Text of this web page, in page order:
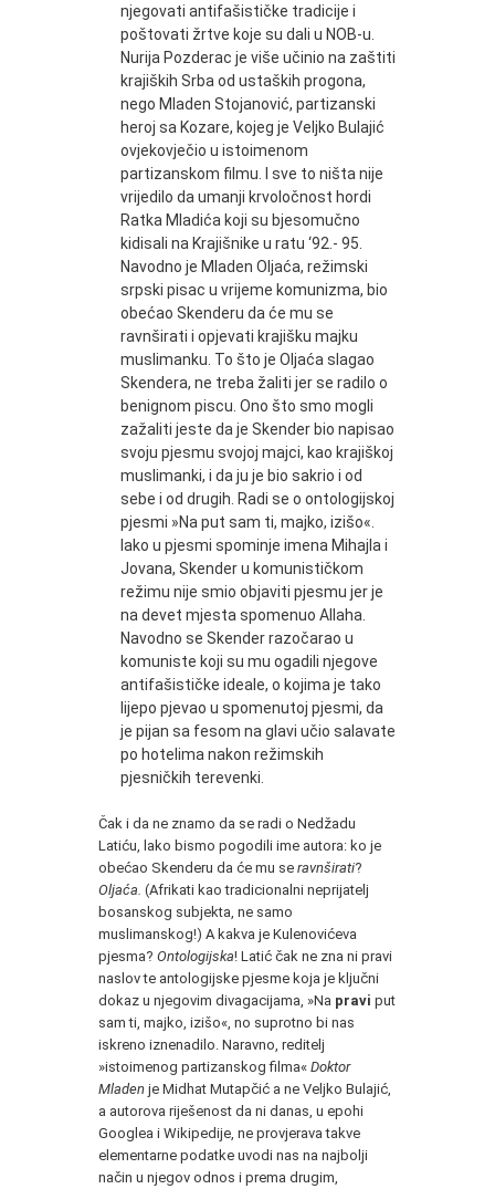
njegovati antifašističke tradicije i
poštovati žrtve koje su dali u NOB-u.
Nurija Pozderac je više učinio na zaštiti
krajiških Srba od ustaških progona,
nego Mladen Stojanović, partizanski
heroj sa Kozare, kojeg je Veljko Bulajić
ovjekovječio u istoimenom
partizanskom filmu. I sve to ništa nije
vrijedilo da umanji krvoločnost hordi
Ratka Mladića koji su bjesomučno
kidisali na Krajišnike u ratu ‘92.- 95.
Navodno je Mladen Oljaća, režimski
srpski pisac u vrijeme komunizma, bio
obećao Skenderu da će mu se
ravnširati i opjevati krajišku majku
muslimanku. To što je Oljaća slagao
Skendera, ne treba žaliti jer se radilo o
benignom piscu. Ono što smo mogli
zažaliti jeste da je Skender bio napisao
svoju pjesmu svojoj majci, kao krajiškoj
muslimanki, i da ju je bio sakrio i od
sebe i od drugih. Radi se o ontologijskoj
pjesmi »Na put sam ti, majko, izišo«.
Iako u pjesmi spominje imena Mihajla i
Jovana, Skender u komunističkom
režimu nije smio objaviti pjesmu jer je
na devet mjesta spomenuo Allaha.
Navodno se Skender razočarao u
komuniste koji su mu ogadili njegove
antifašističke ideale, o kojima je tako
lijepo pjevao u spomenutoj pjesmi, da
je pijan sa fesom na glavi učio salavate
po hotelima nakon režimskih
pjesničkih terevenki.
Čak i da ne znamo da se radi o Nedžadu
Latiću, lako bismo pogodili ime autora: ko je
obećao Skenderu da će mu se ravnširati?
Oljaća. (Afrikati kao tradicionalni neprijatelj
bosanskog subjekta, ne samo
muslimanskog!) A kakva je Kulenovićeva
pjesma? Ontologijska! Latić čak ne zna ni pravi
naslov te antologijske pjesme koja je ključni
dokaz u njegovim divagacijama, »Na pravi put
sam ti, majko, izišo«, no suprotno bi nas
iskreno iznenadilo. Naravno, reditelj
»istoimenog partizanskog filma« Doktor
Mladen je Midhat Mutapčić a ne Veljko Bulajić,
a autorova riješenost da ni danas, u epohi
Googlea i Wikipedije, ne provjerava takve
elementarne podatke uvodi nas na najbolji
način u njegov odnos i prema drugim,